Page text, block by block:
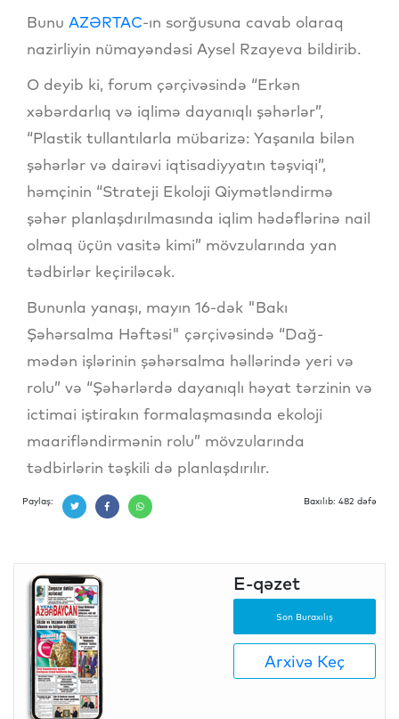
Bunu AZƏRTAC-ın sorğusuna cavab olaraq
nazirliyin nümayəndəsi Aysel Rzayeva bildirib.
O deyib ki, forum çərçivəsində “Erkən
xəbərdarlıq və iqlimə dayanıqlı şəhərlər”,
“Plastik tullantılarla mübarizə: Yaşanıla bilən
şəhərlər və dairəvi iqtisadiyyatın təşviqi”,
həmçinin “Strateji Ekoloji Qiymətləndirmə
şəhər planlaşdırılmasında iqlim hədəflərinə nail
olmaq üçün vasitə kimi” mövzularında yan
tədbirlər keçiriləcək.
Bununla yanaşı, mayın 16-dək "Bakı
Şəhərsalma Həftəsi" çərçivəsində “Dağ-
mədən işlərinin şəhərsalma həllərində yeri və
rolu” və “Şəhərlərdə dayanıqlı həyat tərzinin və
ictimai iştirakın formalaşmasında ekoloji
maarifləndirmənin rolu” mövzularında
tədbirlərin təşkili də planlaşdırılır.
Paylaş: Baxılıb: 482 dəfə
E-qəzet
Son Buraxılış
Arxivə Keç